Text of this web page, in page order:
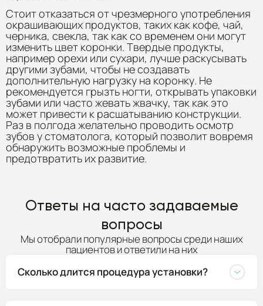
Стоит отказаться от чрезмерного употребления
окрашивающих продуктов, таких как кофе, чай,
черника, свекла, так как со временем они могут
изменить цвет коронки. Твердые продукты,
например орехи или сухари, лучше раскусывать
другими зубами, чтобы не создавать
дополнительную нагрузку на коронку. Не
рекомендуется грызть ногти, открывать упаковки
зубами или часто жевать жвачку, так как это
может привести к расшатыванию конструкции.
Раз в полгода желательно проводить осмотр
зубов у стоматолога, который позволит вовремя
обнаружить возможные проблемы и
предотвратить их развитие.
Ответы на часто задаваемые
вопросы
Мы отобрали популярные вопросы среди наших
пациентов и ответили на них
Сколько длится процедура установки?